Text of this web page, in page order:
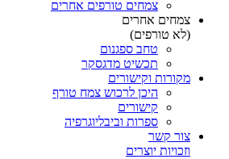
צמחים טורפים אחרים
צמחים אחרים
(לא טורפים)
טחב ספגנום
תכשיט מדגסקר
מקורות וקישורים
היכן לרכוש צמח טורף
קישורים
ספרות וביבליוגרפיה
צור קשר
וזכויות יוצרים